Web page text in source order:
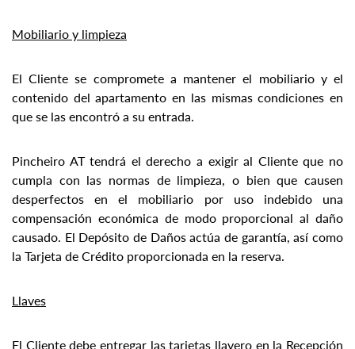
Mobiliario y limpieza
El Cliente se compromete a mantener el mobiliario y el
contenido del apartamento en las mismas condiciones en
que se las encontró a su entrada.
Pincheiro AT tendrá el derecho a exigir al Cliente que no
cumpla con las normas de limpieza, o bien que causen
desperfectos en el mobiliario por uso indebido una
compensación económica de modo proporcional al daño
causado. El Depósito de Daños actúa de garantía, así como
la Tarjeta de Crédito proporcionada en la reserva.
Llaves
El Cliente debe entregar las tarjetas llavero en la Recepción